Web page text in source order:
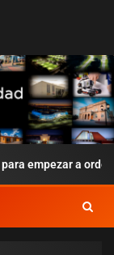
a ordenar la tropa